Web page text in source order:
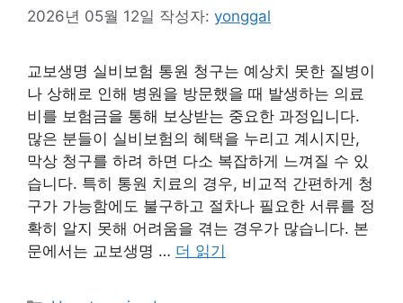
2026년 05월 12일 작성자: yonggal
교보생명 실비보험 통원 청구는 예상치 못한 질병이
나 상해로 인해 병원을 방문했을 때 발생하는 의료
비를 보험금을 통해 보상받는 중요한 과정입니다.
많은 분들이 실비보험의 혜택을 누리고 계시지만,
막상 청구를 하려 하면 다소 복잡하게 느껴질 수 있
습니다. 특히 통원 치료의 경우, 비교적 간편하게 청
구가 가능함에도 불구하고 절차나 필요한 서류를 정
확히 알지 못해 어려움을 겪는 경우가 많습니다. 본
문에서는 교보생명 … 더 읽기